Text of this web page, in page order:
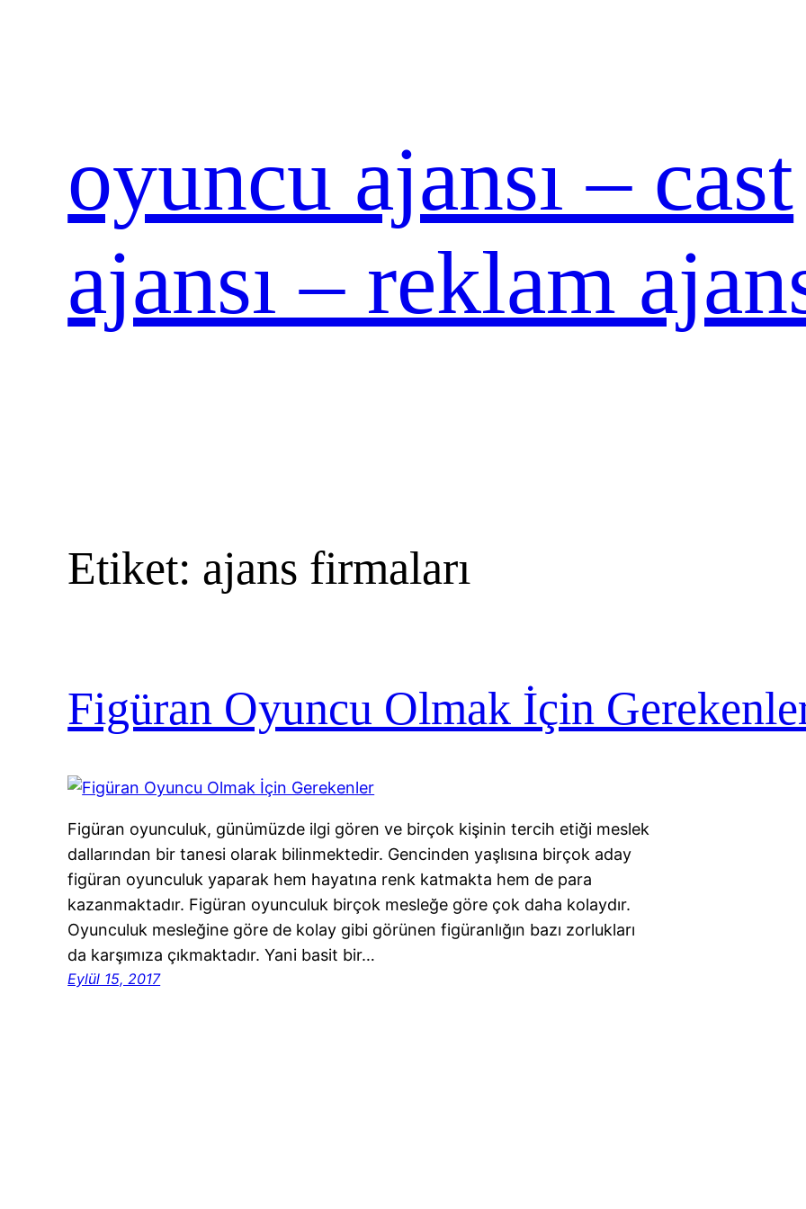
oyuncu ajansı – cast
ajansı – reklam
Etiket: ajans firmaları
Figüran Oyuncu Olmak İçin
Figüran oyunculuk, günümüzde ilgi gören ve birçok kişinin tercih etiği meslek
dallarından bir tanesi olarak bilinmektedir. Gencinden yaşlısına birçok aday
figüran oyunculuk yaparak hem hayatına renk katmakta hem de para
kazanmaktadır. Figüran oyunculuk birçok mesleğe göre çok daha kolaydır.
Oyunculuk mesleğine göre de kolay gibi görünen figüranlığın bazı zorlukları
da karşımıza çıkmaktadır. Yani basit bir…
Eylül 15, 2017